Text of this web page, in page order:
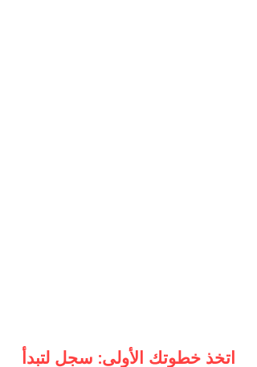
اتخذ خطوتك الأولى: سجل لتبدأ